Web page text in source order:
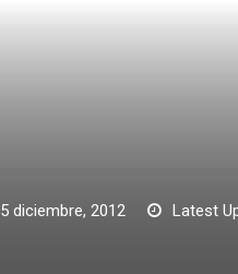
5 diciembre, 2012 Latest